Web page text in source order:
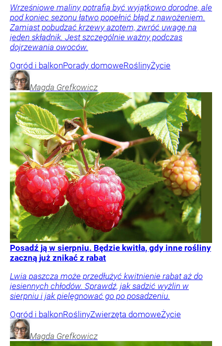
Wrześniowe maliny potrafią być wyjątkowo dorodne, ale
pod koniec sezonu łatwo popełnić błąd z nawożeniem.
Zamiast pobudzać krzewy azotem, zwróć uwagę na
jeden składnik. Jest szczególnie ważny podczas
dojrzewania owoców.
Ogród i balkonPorady domoweRoślinyŻycie
Magda Grefkowicz
Posadź ją w sierpniu. Będzie kwitła, gdy inne rośliny
zaczną już znikać z rabat
Lwia paszcza może przedłużyć kwitnienie rabat aż do
jesiennych chłodów. Sprawdź, jak sadzić wyżlin w
sierpniu i jak pielęgnować go po posadzeniu.
Ogród i balkonRoślinyZwierzęta domoweŻycie
Magda Grefkowicz